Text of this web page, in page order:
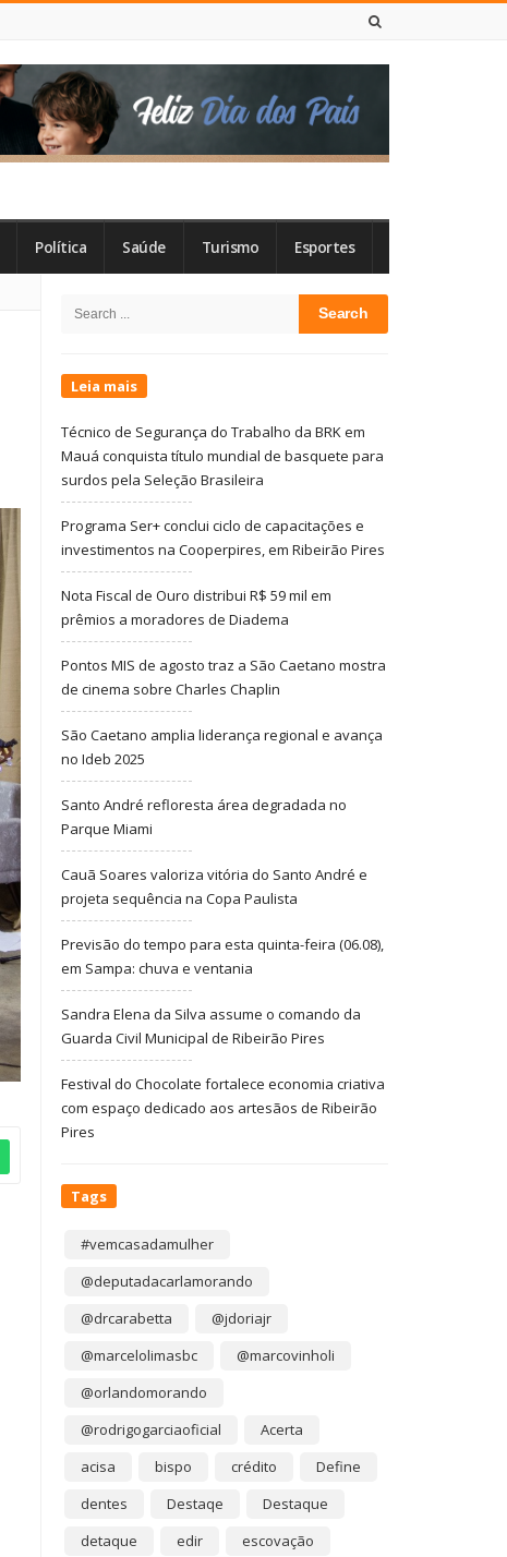
Política Saúde Turismo Esportes
Sidebar
Search
Leia mais
Técnico de Segurança do Trabalho da BRK em
Mauá conquista título mundial de basquete para
surdos pela Seleção Brasileira
Programa Ser+ conclui ciclo de capacitações e
investimentos na Cooperpires, em Ribeirão Pires
Nota Fiscal de Ouro distribui R$ 59 mil em
prêmios a moradores de Diadema
Pontos MIS de agosto traz a São Caetano mostra
de cinema sobre Charles Chaplin
São Caetano amplia liderança regional e avança
no Ideb 2025
Santo André refloresta área degradada no
Parque Miami
Cauã Soares valoriza vitória do Santo André e
projeta sequência na Copa Paulista
Previsão do tempo para esta quinta-feira (06.08),
em Sampa: chuva e ventania
Sandra Elena da Silva assume o comando da
Guarda Civil Municipal de Ribeirão Pires
Festival do Chocolate fortalece economia criativa
com espaço dedicado aos artesãos de Ribeirão
Pires
Tags
#vemcasadamulher
@deputadacarlamorando
@drcarabetta
@jdoriajr
@marcelolimasbc
@marcovinholi
@orlandomorando
@rodrigogarciaoficial
Acerta
acisa
bispo crédito
Define
dentes
Destaqe
Destaque
detaque
edir
escovação